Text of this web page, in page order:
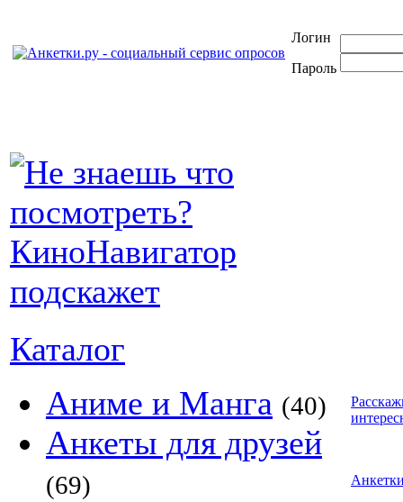
Логин
Пароль
Каталог
Аниме и Манга (40)
Анкеты для друзей
(69)